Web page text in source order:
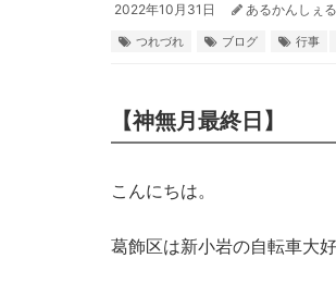
2022年10月31日 あるかんしぇ
つれづれ ブログ 行事
【神無月最終日】
こんにちは。
葛飾区は新小岩の自転車大